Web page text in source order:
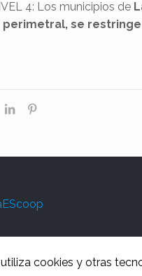
4: Los municipios de
perimetral, se
cookies y otras